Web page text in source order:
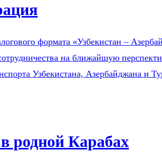
формата «Узбекистан –
на ближайшую
Узбекистана, Азербайджана и
родной Карабах